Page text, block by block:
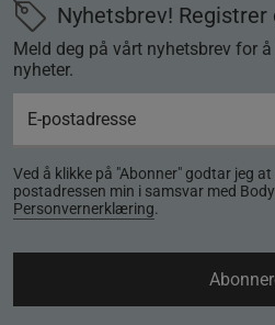
Nyhetsbrev! Registrer
Meld deg på vårt nyhetsbrev for
nyheter.
Ved å klikke på "Abonner" godtar jeg
postadressen min i samsvar med
Personvernerklæring.